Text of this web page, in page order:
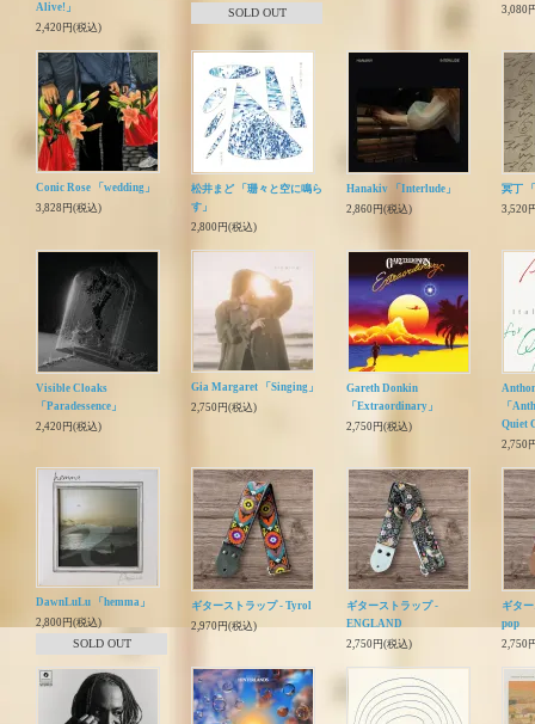
Alive!」
2,420円(税込)
SOLD OUT
3,080
Conic Rose 「wedding」
3,828円(税込)
松井まど 「珊々と空に鳴ら
す」
2,800円(税込)
Hanakiv 「Interlude」
2,860円(税込)
冥丁
3,520
Visible Cloaks
「Paradessence」
2,420円(税込)
Gia Margaret 「Singing」
2,750円(税込)
Gareth Donkin
「Extraordinary」
2,750円(税込)
「
Quiet
2,750
DawnLuLu 「hemma」
2,800円(税込)
SOLD OUT
ギターストラップ - Tyrol
2,970円(税込)
ギターストラップ -
ENGLAND
2,750円(税込)
ギタ
pop
2,750